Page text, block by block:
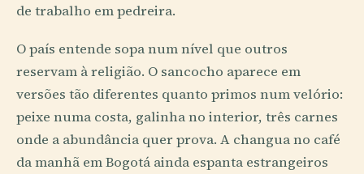
de trabalho em pedreira.
O país entende sopa num nível que outros
reservam à religião. O sancocho aparece em
versões tão diferentes quanto primos num velório:
peixe numa costa, galinha no interior, três carnes
onde a abundância quer prova. A changua no café
da manhã em Bogotá ainda espanta estrangeiros